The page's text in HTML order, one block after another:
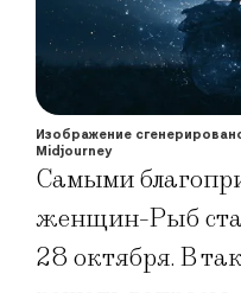
Изображение
Midjourney
Самыми
женщин-Рыб
28 октября. В